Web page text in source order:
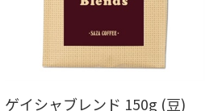
ゲイシャブレンド 150g (豆)